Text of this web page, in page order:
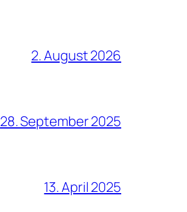
2. August 2026
28. September 2025
13. April 2025